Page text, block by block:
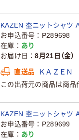
KAZEN 杢ニットシャツ
お申込番号
P289698
在庫
あり
お届け日
8月21日（金）
直送品
ＫＡＺＥ
この出荷元の商品は商品
KAZEN 杢ニットシャツ
お申込番号
P289699
在庫
あり